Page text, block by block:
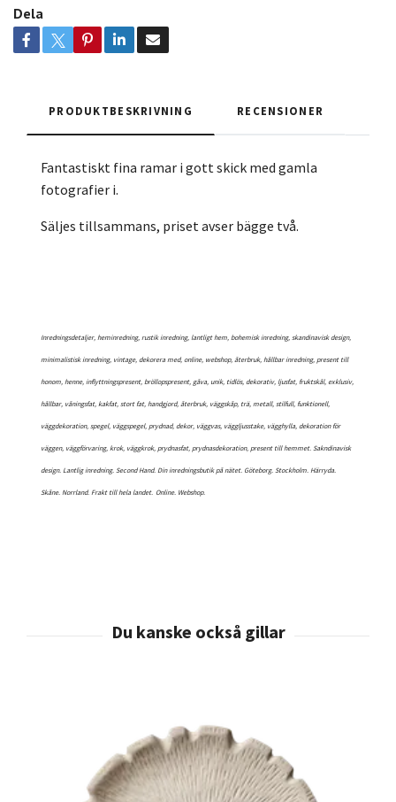
Dela
PRODUKTBESKRIVNING RECENSIONER
Fantastiskt fina ramar i gott skick med gamla
fotografier i.
Säljes tillsammans, priset avser bägge två.
Inredningsdetaljer, heminredning, rustik inredning, lantligt hem, bohemisk inredning, skandinavisk design,
minimalistisk inredning, vintage, dekorera med, online, webshop, återbruk, hållbar inredning, present till
honom, henne, inflyttningspresent, bröllopspresent, gåva, unik, tidlös, dekorativ, ljusfat, fruktskål, exklusiv,
hållbar, våningsfat, kakfat, stort fat, handgjord, återbruk, väggskåp, trä, metall, stilfull, funktionell,
väggdekoration, spegel, väggspegel, prydnad, dekor, väggvas, väggljusstake, vägghylla, dekoration för
väggen, väggförvaring, krok, väggkrok, prydnasfat, prydnasdekoration, present till hemmet. Sakndinavisk
design. Lantlig inredning. Second Hand. Din inredningsbutik på nätet. Göteborg. Stockholm. Härryda.
Skåne. Norrland. Frakt till hela landet. Online. Webshop.